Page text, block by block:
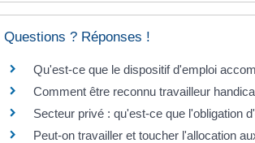
Questions ? Réponses !
Qu'est-ce que le dispositif d'emploi
Comment être reconnu travailleur
Secteur privé : qu'est-ce que l'obligation
Peut-on travailler et toucher l'allocation